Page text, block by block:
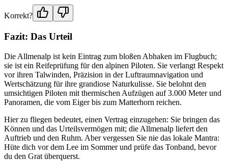
Korrekt?
Fazit: Das Urteil
Die Allmenalp ist kein Eintrag zum bloßen Abhaken im Flugbuch;
sie ist ein Reifeprüfung für den alpinen Piloten. Sie verlangt Respekt
vor ihren Talwinden, Präzision in der Luftraumnavigation und
Wertschätzung für ihre grandiose Naturkulisse. Sie belohnt den
umsichtigen Piloten mit thermischen Aufzügen auf 3.000 Meter und
Panoramen, die vom Eiger bis zum Matterhorn reichen.
Hier zu fliegen bedeutet, einen Vertrag einzugehen: Sie bringen das
Können und das Urteilsvermögen mit; die Allmenalp liefert den
Auftrieb und den Ruhm. Aber vergessen Sie nie das lokale Mantra:
Hüte dich vor dem Lee im Sommer und prüfe das Tonband, bevor
du den Grat überquerst.